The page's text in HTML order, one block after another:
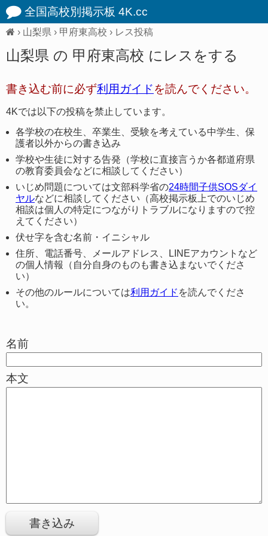
全国高校別掲示板 4K.cc
› 山梨県 › 甲府東高校 › レス投稿
山梨県 の 甲府東高校 にレスをする
書き込む前に必ず利用ガイドを読んでください。
4Kでは以下の投稿を禁止しています。
各学校の在校生、卒業生、受験を考えている中学生、保
護者以外からの書き込み
学校や生徒に対する告発（学校に直接言うか各都道府県
の教育委員会などに相談してください）
いじめ問題については文部科学省の24時間子供SOSダイ
ヤルなどに相談してください（高校掲示板上でのいじめ
相談は個人の特定につながりトラブルになりますので控
えてください）
伏せ字を含む名前・イニシャル
住所、電話番号、メールアドレス、LINEアカウントなど
の個人情報（自分自身のものも書き込まないでくださ
い）
その他のルールについては利用ガイド を読んでくださ
い。
名前
本文